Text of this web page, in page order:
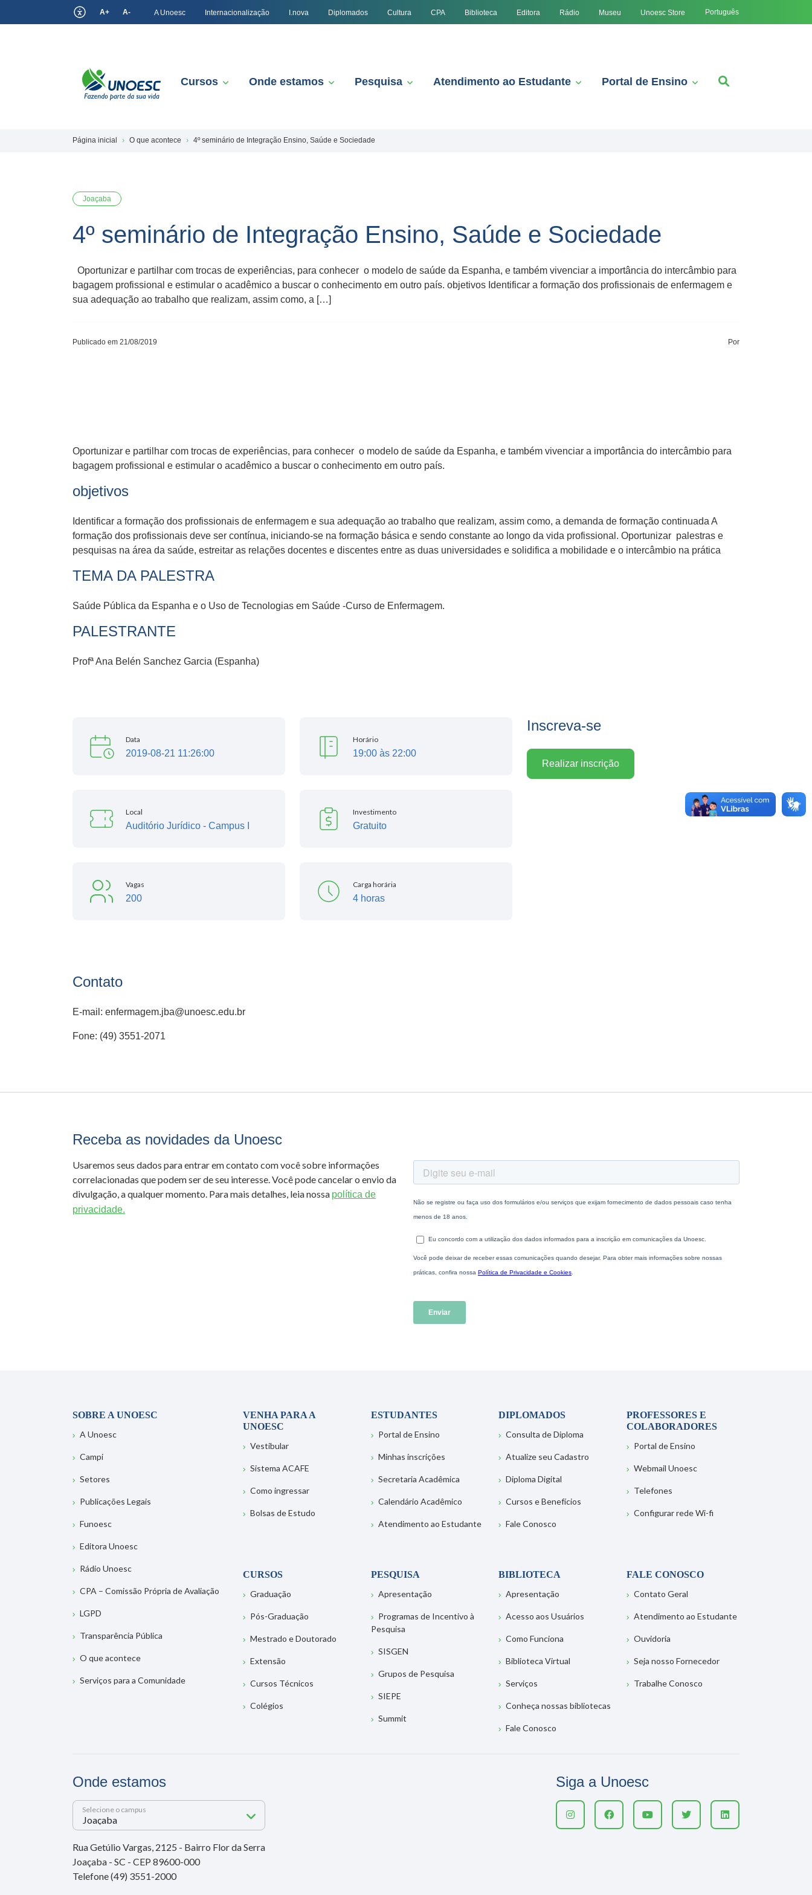
A+ A- A Unoesc Internacionalização I.nova Diplomados Cultura CPA Biblioteca Editora Rádio Museu Unoesc Store Português
Cursos Onde estamos Pesquisa Atendimento ao Estudante Portal de Ensino
Página inicial O que acontece 4º seminário de Integração Ensino, Saúde e Sociedade
Joaçaba
4º seminário de Integração Ensino, Saúde e Sociedade
Oportunizar e partilhar com trocas de experiências, para conhecer o modelo de saúde da Espanha, e também vivenciar a importância do intercâmbio para
bagagem profissional e estimular o acadêmico a buscar o conhecimento em outro país. objetivos Identificar a formação dos profissionais de enfermagem e
sua adequação ao trabalho que realizam, assim como, a […]
Publicado em 21/08/2019 Por
Oportunizar e partilhar com trocas de experiências, para conhecer o modelo de saúde da Espanha, e também vivenciar a importância do intercâmbio para
bagagem profissional e estimular o acadêmico a buscar o conhecimento em outro país.
objetivos
Identificar a formação dos profissionais de enfermagem e sua adequação ao trabalho que realizam, assim como, a demanda de formação continuada A
formação dos profissionais deve ser contínua, iniciando-se na formação básica e sendo constante ao longo da vida profissional. Oportunizar palestras e
pesquisas na área da saúde, estreitar as relações docentes e discentes entre as duas universidades e solidifica a mobilidade e o intercâmbio na prática
TEMA DA PALESTRA
Saúde Pública da Espanha e o Uso de Tecnologias em Saúde -Curso de Enfermagem.
PALESTRANTE
Profª Ana Belén Sanchez Garcia (Espanha)
Data
2019-08-21 11:26:00
Horário
19:00 às 22:00
Local
Auditório Jurídico - Campus I
Investimento
Gratuito
Vagas
200
Carga horária
4 horas
Inscreva-se
Realizar inscrição
Contato
E-mail: enfermagem.jba@unoesc.edu.br
Fone: (49) 3551-2071
Receba as novidades da Unoesc
Usaremos seus dados para entrar em contato com você sobre informações
correlacionadas que podem ser de seu interesse. Você pode cancelar o envio da
divulgação, a qualquer momento. Para mais detalhes, leia nossa política de
privacidade.
SOBRE A UNOESC
A Unoesc
Campi
Setores
Publicações Legais
Funoesc
Editora Unoesc
Rádio Unoesc
CPA – Comissão Própria de Avaliação
LGPD
Transparência Pública
O que acontece
Serviços para a Comunidade
VENHA PARA A
UNOESC
Vestibular
Sistema ACAFE
Como ingressar
Bolsas de Estudo
ESTUDANTES
Portal de Ensino
Minhas inscrições
Secretaria Acadêmica
Calendário Acadêmico
Atendimento ao Estudante
DIPLOMADOS
Consulta de Diploma
Atualize seu Cadastro
Diploma Digital
Cursos e Benefícios
Fale Conosco
PROFESSORES E
COLABORADORES
Portal de Ensino
Webmail Unoesc
Telefones
Configurar rede Wi-fi
CURSOS
Graduação
Pós-Graduação
Mestrado e Doutorado
Extensão
Cursos Técnicos
Colégios
PESQUISA
Apresentação
Programas de Incentivo à
Pesquisa
SISGEN
Grupos de Pesquisa
SIEPE
Summit
BIBLIOTECA
Apresentação
Acesso aos Usuários
Como Funciona
Biblioteca Virtual
Serviços
Conheça nossas bibliotecas
Fale Conosco
FALE CONOSCO
Contato Geral
Atendimento ao Estudante
Ouvidoria
Seja nosso Fornecedor
Trabalhe Conosco
Onde estamos
Selecione o campus
Rua Getúlio Vargas, 2125 - Bairro Flor da Serra
Joaçaba - SC - CEP 89600-000
Telefone (49) 3551-2000
Siga a Unoesc